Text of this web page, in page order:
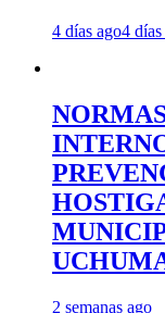
4 días ago4
2 semanas ago